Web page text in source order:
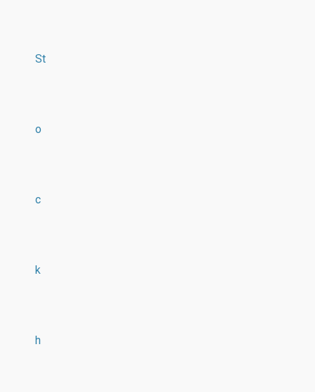
St
o
c
k
h